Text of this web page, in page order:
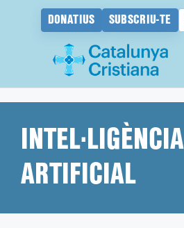
DONATIUS SUBSCRIU-TE
contingutINTEL·LIGÈNCIA
ARTIFICIAL